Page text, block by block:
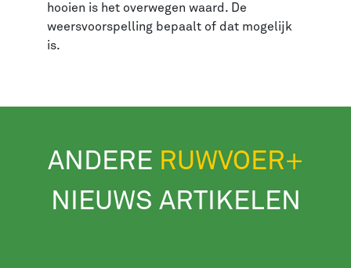
hooien is het overwegen waard. De
weersvoorspelling bepaalt of dat mogelijk
is.
ANDERE RUWVOER+
NIEUWS ARTIKELEN